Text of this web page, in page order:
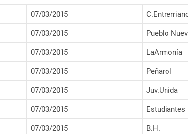
07/03/2015
07/03/2015 Pueblo
07/03/2015 LaArmonía
07/03/2015 Peñarol
07/03/2015 Juv.Unida
07/03/2015 Estudiantes
07/03/2015 B.H.